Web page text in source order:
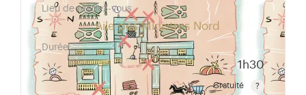
Lieu de rendez-vous
Aile des Ministres Nord
Durée
1h30
Gratuité